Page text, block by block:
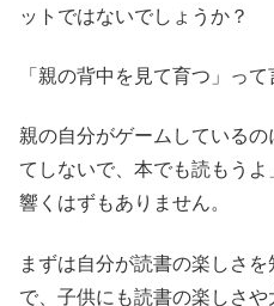
ットではないでしょうか？
「親の背中を見て育つ」って
親の自分がゲームしている
てしないで、本でも読もう
響くはずもありません。
まずは自分が読書の楽しさ
で、子供にも読書の楽しさ